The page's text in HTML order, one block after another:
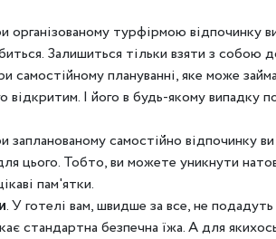
організованому турфірмою відпочинку
Залишиться тільки взяти з собою
самостійному плануванні, яке може
І його в будь-якому випадку
запланованому самостійно відпочинку
цього. Тобто, ви можете уникнути
пам'ятки.
. У готелі вам, швидше за все, не подадуть
стандартна безпечна їжа. А для